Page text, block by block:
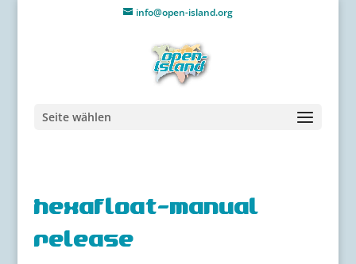
info@open-island.org
Seite wählen
hexafloat-manual
release